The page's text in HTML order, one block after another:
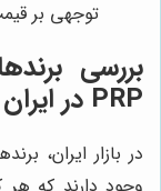
توجهی بر
بررسی
PRP در ایران